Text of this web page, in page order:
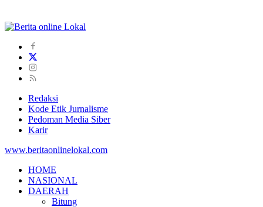
Redaksi
Kode Etik Jurnalisme
Pedoman Media Siber
Karir
www.beritaonlinelokal.com
HOME
NASIONAL
DAERAH
Bitung